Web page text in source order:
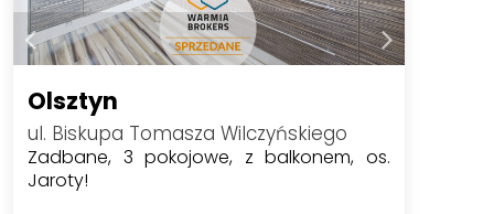
Olsztyn
ul. Biskupa Tomasza Wilczyńskiego
Zadbane, 3 pokojowe, z balkonem, os.
Jaroty!